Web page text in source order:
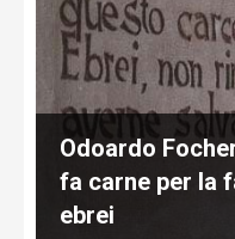
Odoardo
fa carne per la
ebrei